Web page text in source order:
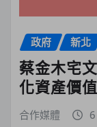
政府 新北
蔡金木宅
化資產價值
合作媒體